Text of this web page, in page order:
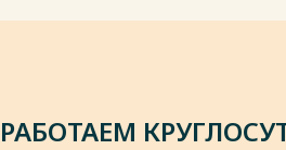
РАБОТАЕМ